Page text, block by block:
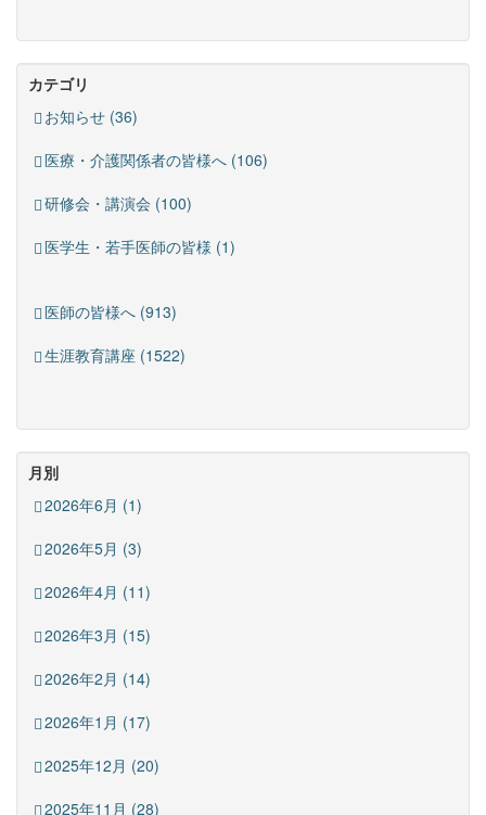
カテゴリ
お知らせ (36)
医療・介護関係者の皆様へ (106)
研修会・講演会 (100)
医学生・若手医師の皆様 (1)
医師の皆様へ (913)
生涯教育講座 (1522)
月別
2026年6月 (1)
2026年5月 (3)
2026年4月 (11)
2026年3月 (15)
2026年2月 (14)
2026年1月 (17)
2025年12月 (20)
2025年11月 (28)